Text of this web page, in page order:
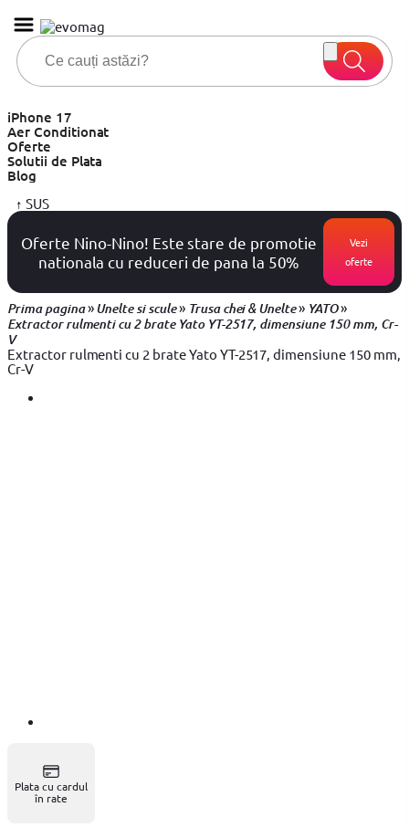
iPhone 17
Aer Conditionat
Oferte
Solutii de Plata
Blog
↑ SUS
Oferte Nino-Nino! Este stare de promotie
nationala cu reduceri de pana la 50%
Vezi
oferte
Prima pagina»Unelte si scule» Trusa chei & Unelte» YATO»
Extractor rulmenti cu 2 brate Yato YT-2517, dimensiune 150 mm, Cr-
V
Extractor rulmenti cu 2 brate Yato YT-2517, dimensiune 150 mm,
Cr-V
Plata cu cardul
în rate